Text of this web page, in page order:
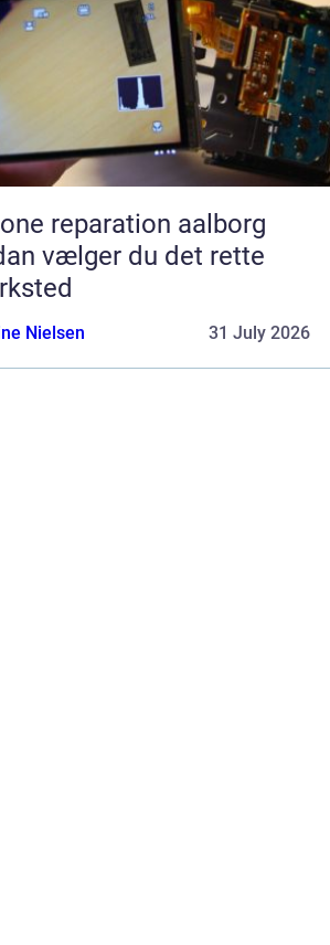
reparation aalborg
vælger du det rette
Nielsen 31 July 2026